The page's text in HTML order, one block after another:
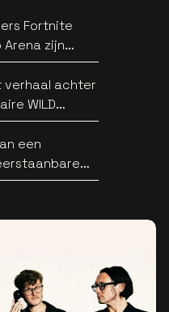
Fortnite
Arena zijn
verhaal achter
WILD
een